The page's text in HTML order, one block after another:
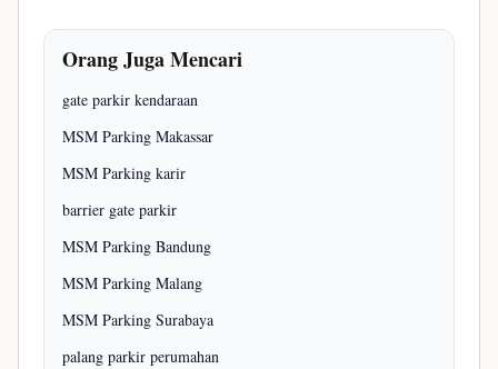
Orang Juga Mencari
gate parkir kendaraan
MSM Parking Makassar
MSM Parking karir
barrier gate parkir
MSM Parking Bandung
MSM Parking Malang
MSM Parking Surabaya
palang parkir perumahan